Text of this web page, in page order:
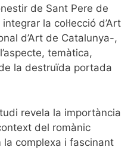
de Sant Pere de
la col·lecció d’Art
d’Art de Catalunya-,
temàtica,
la destruïda portada
revela la importància
del romànic
la complexa i fascinant